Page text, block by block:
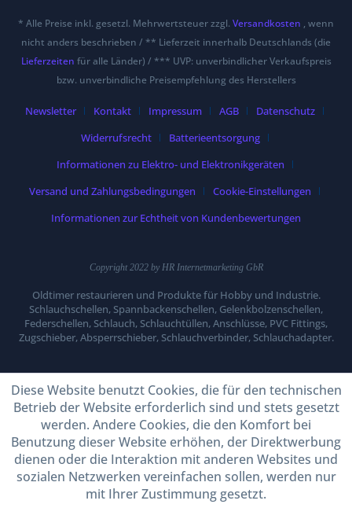
* Alle Preise inkl. gesetzl. Mehrwertsteuer zzgl. Versandkosten , wenn
nicht anders beschrieben / ** Lieferzeit innerhalb Deutschlands (die
Lieferzeiten für alle Länder) / *** UVP: unverbindlicher Verkaufspreis
bzw. unverbindliche Preisempfehlung des Herstellers
Newsletter Kontakt Impressum AGB
Datenschutz
Widerrufsrecht
Batterieentsorgung
Informationen zu Elektro- und Elektronikgeräten
Versand und Zahlungsbedingungen
Cookie-Einstellungen
Informationen zur Echtheit von Kundenbewertungen
Copyright 2022 by HR Internetmarketing GbR
Oldtimer restaurieren und Produkte für Hobby und Industrie.
Schlauchschellen, Spannbackenschellen, Gelenkbolzenschellen,
Federschellen, Schlauch, Schlauchtüllen, Anschlüsse, PVC Fittings,
Zugschieber, Absperrschieber, Schlauchverbinder, Schlauchadapter.
Diese Website benutzt Cookies, die für den technischen
Betrieb der Website erforderlich sind und stets gesetzt
werden. Andere Cookies, die den Komfort bei
Benutzung dieser Website erhöhen, der Direktwerbung
dienen oder die Interaktion mit anderen Websites und
sozialen Netzwerken vereinfachen sollen, werden nur
mit Ihrer Zustimmung gesetzt.